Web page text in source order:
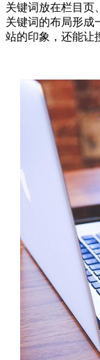
关键词放在栏目页
关键词的布局形成
站的印象，还能让